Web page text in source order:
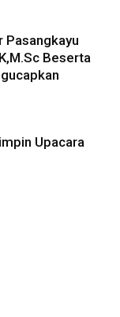
Pasangkayu
Beserta
Upacara